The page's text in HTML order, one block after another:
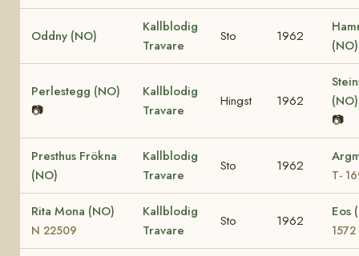
Oddny (NO)
Kallblodig
Travare
Sto 1962
Perlestegg (NO)
📷
Kallblodig
Travare
Hingst 1962
📷
Presthus Frökna
(NO)
Kallblodig
Travare
Sto 1962
T-
Rita Mona (NO)
N 22509
Kallblodig
Travare
Sto 1962
Eos
1572